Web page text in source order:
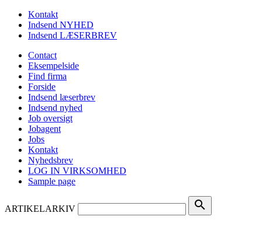
Kontakt
Indsend NYHED
Indsend LÆSERBREV
Contact
Eksempelside
Find firma
Forside
Indsend læserbrev
Indsend nyhed
Job oversigt
Jobagent
Jobs
Kontakt
Nyhedsbrev
LOG IN VIRKSOMHED
Sample page
ARTIKELARKIV search